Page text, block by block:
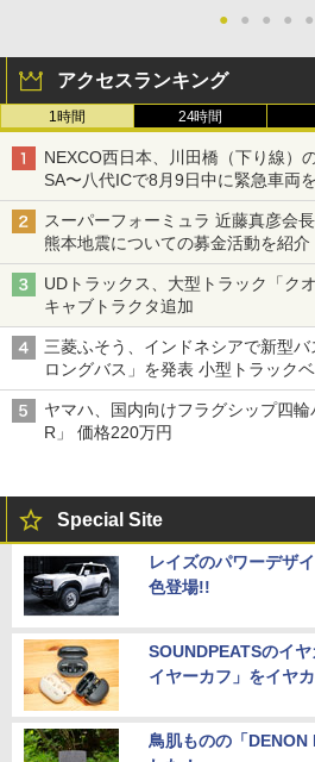
● ● ● ● ●
アクセスランキング
1時間 24時間
NEXCO西日本、川田橋（下り線）
SA〜八代ICで8月9日中に緊急車両
スーパーフォーミュラ 近藤真彦会
熊本地震についての募金活動を紹介
UDトラックス、大型トラック「ク
キャブトラクタ追加
三菱ふそう、インドネシアで新型
ロングバス」を発表 小型トラック
バス
ヤマハ、国内向けフラグシップ四
R」 価格220万円
Special Site
レイズのパワーデザ
色登場!!
SOUNDPEATSのイ
イヤーカフ」をイヤ
鳥肌ものの「DENON